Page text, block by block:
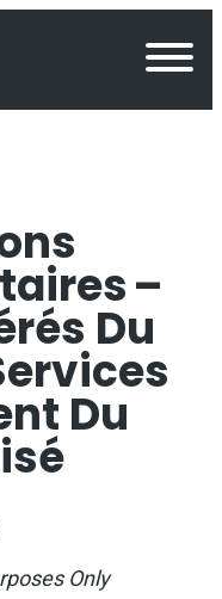
–
Du
Du
Only